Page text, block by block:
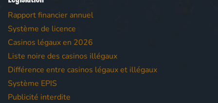
Rapport financier annuel
Système de licence
Casinos légaux en 2026
Liste noire des casinos illégaux
Différence entre casinos légaux et illégaux
Système EPIS
Publicité interdite